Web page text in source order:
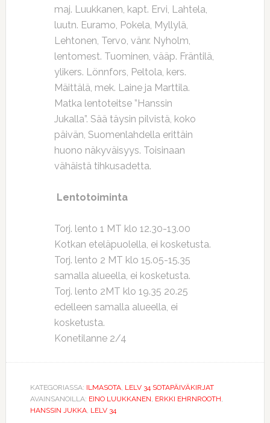
maj. Luukkanen, kapt. Ervi, Lahtela,
luutn. Euramo, Pokela, Myllylä,
Lehtonen, Tervo, vänr. Nyholm,
lentomest. Tuominen, vääp. Fräntilä,
ylikers. Lönnfors, Peltola, kers.
Mäittälä, mek. Laine ja Marttila.
Matka lentoteitse ”Hanssin
Jukalla”. Sää täysin pilvistä, koko
päivän, Suomenlahdella erittäin
huono näkyväisyys. Toisinaan
vähäistä tihkusadetta.
Lentotoiminta
Torj. lento 1 MT klo 12.30-13.00
Kotkan eteläpuolella, ei kosketusta.
Torj. lento 2 MT klo 15.05-15.35
samalla alueella, ei kosketusta.
Torj. lento 2MT klo 19.35 20.25
edelleen samalla alueella, ei
kosketusta.
Konetilanne 2/4
KATEGORIASSA: ILMASOTA, LELV 34 SOTAPÄIVÄKIRJAT
AVAINSANOILLA: EINO LUUKKANEN, ERKKI EHRNROOTH,
HANSSIN JUKKA, LELV 34